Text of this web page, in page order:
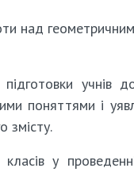
над
учнів
поняттями і
змісту.
у